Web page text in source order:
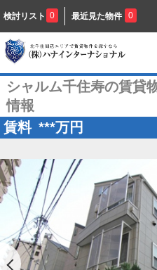
検討リスト 0 最近見た物件 0
シャルム千住寿の賃貸
情報
賃料 ***万円